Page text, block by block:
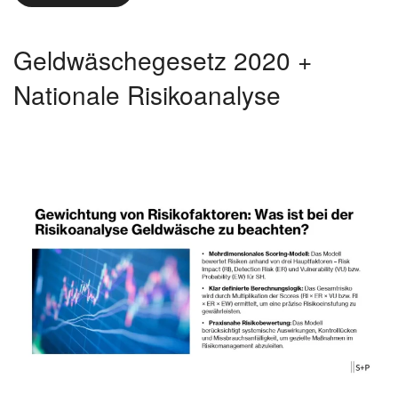
Geldwäschegesetz 2020 +
Nationale Risikoanalyse